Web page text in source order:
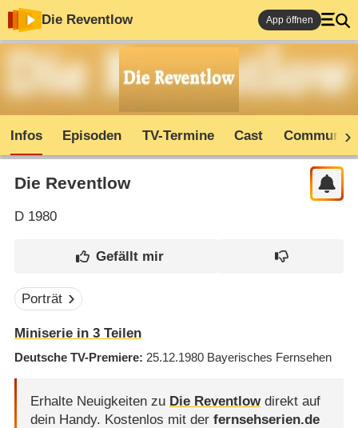
Die Reventlow App öffnen
Infos Episoden TV-Termine Cast Community
Die Reventlow
D1980
Porträt
Miniserie in 3 Teilen
Deutsche TV-Premiere 25.12.1980 Bayerisches Fernsehen
Erhalte Neuigkeiten zu Die Reventlowdirekt auf
dein Handy. Kostenlos mit der fernsehserien.de